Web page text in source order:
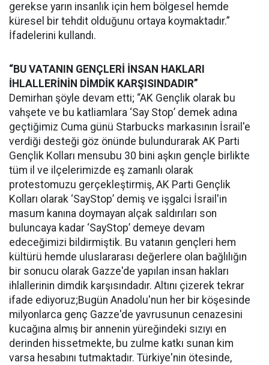
gerekse yarın insanlık için hem bölgesel hemde
küresel bir tehdit olduğunu ortaya koymaktadır.”
İfadelerini kullandı.
“BU VATANIN GENÇLERİ İNSAN HAKLARI
İHLALLERİNİN DİMDİK KARŞISINDADIR”
Demirhan şöyle devam etti; “AK Gençlik olarak bu
vahşete ve bu katliamlara ‘Say Stop’ demek adına
geçtiğimiz Cuma günü Starbucks markasının İsrail'e
verdiği desteği göz önünde bulundurarak AK Parti
Gençlik Kolları mensubu 30 bini aşkın gençle birlikte
tüm il ve ilçelerimizde eş zamanlı olarak
protestomuzu gerçekleştirmiş, AK Parti Gençlik
Kolları olarak ‘SayStop’ demiş ve işgalci İsrail'in
masum kanına doymayan alçak saldırıları son
buluncaya kadar ‘SayStop’ demeye devam
edeceğimizi bildirmiştik. Bu vatanın gençleri hem
kültürü hemde uluslararası değerlere olan bağlılığın
bir sonucu olarak Gazze'de yapılan insan hakları
ihlallerinin dimdik karşısındadır. Altını çizerek tekrar
ifade ediyoruz;Bugün Anadolu'nun her bir köşesinde
milyonlarca genç Gazze'de yavrusunun cenazesini
kucağına almış bir annenin yüreğindeki sızıyı en
derinden hissetmekte, bu zulme katkı sunan kim
varsa hesabını tutmaktadır. Türkiye'nin ötesinde,